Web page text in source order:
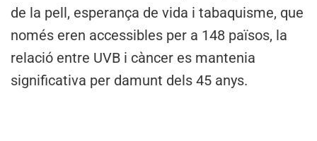
de la pell, esperança de vida i tabaquisme, que
només eren accessibles per a 148 països, la
relació entre UVB i càncer es mantenia
significativa per damunt dels 45 anys.